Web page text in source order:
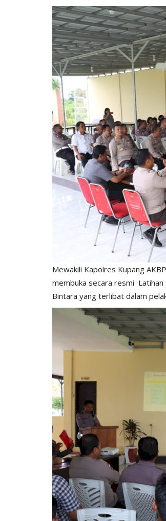
Mewakili Kapolres Kupang
membuka secara resmi
Bintara yang terlibat dalam
21 Komodo
Kapolres kupang
intruksikan jajaran
Humas Polres Kupang Des